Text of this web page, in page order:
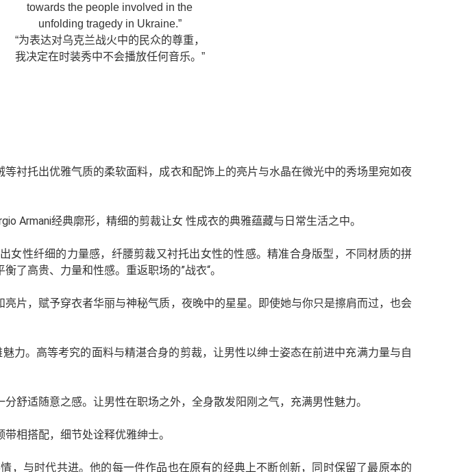
towards the people involved in the
unfolding tragedy in Ukraine.”
“为表达对乌克兰战火中的民众的尊重，
我决定在时装秀中不会播放任何音乐。”
衬托出优雅气质的柔软面料，成衣和配饰上的亮片与水晶在微光中的秀场里宛如夜
Armani经典廓形，精细的剪裁让女 性成衣的典雅蕴藏与日常生活之中。
女性纤细的力量感，纤腰剪裁又衬托出女性的性感。精准合身版型，不同材质的拼
了高贵、力量和性感。重返职场的”战衣“。
片，赋予穿衣者华丽与神秘气质，夜晚中的星星。即使她与你只是擦肩而过，也会
魅力。高等考究的面料与精湛合身的剪裁，让男性以绅士姿态在前进中充满力量与自
舒适随意之感。让男性在职场之外，全身散发阳刚之气，充满男性魅力。
相搭配，细节处诠释优雅绅士。
，与时代共进。他的每一件作品也在原有的经典上不断创新，同时保留了最原本的